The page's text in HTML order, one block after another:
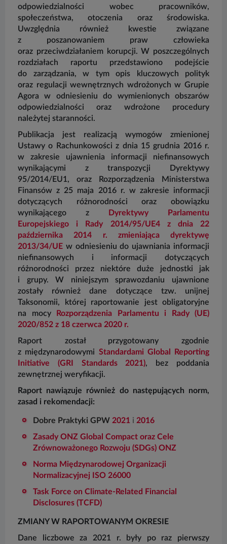
odpowiedzialności wobec pracowników,
społeczeństwa, otoczenia oraz środowiska.
Uwzględnia również kwestie związane
z poszanowaniem praw człowieka
oraz przeciwdziałaniem korupcji. W poszczególnych
rozdziałach raportu przedstawiono podejście
do zarządzania, w tym opis kluczowych polityk
oraz regulacji wewnętrznych wdrożonych w Grupie
Agora w odniesieniu do wymienionych obszarów
odpowiedzialności oraz wdrożone procedury
należytej staranności.
Publikacja jest realizacją wymogów zmienionej
Ustawy o Rachunkowości z dnia 15 grudnia 2016 r.
w zakresie ujawnienia informacji niefinansowych
wynikającymi z transpozycji Dyrektywy
95/2014/EU1, oraz Rozporządzenia Ministerstwa
Finansów z 25 maja 2016 r. w zakresie informacji
dotyczących różnorodności oraz obowiązku
wynikającego z Dyrektywy Parlamentu
Europejskiego i Rady 2014/95/UE4 z dnia 22
października 2014 r. zmieniająca dyrektywę
2013/34/UE w odniesieniu do ujawniania informacji
niefinansowych i informacji dotyczących
różnorodności przez niektóre duże jednostki jak
i grupy. W niniejszym sprawozdaniu ujawnione
zostały również dane dotyczące tzw. unijnej
Taksonomii, której raportowanie jest obligatoryjne
na mocy Rozporządzenia Parlamentu i Rady (UE)
2020/852 z 18 czerwca 2020 r.
Raport został przygotowany zgodnie
z międzynarodowymi Standardami Global Reporting
Initiative (GRI Standards 2021), bez poddania
zewnętrznej weryfikacji.
Raport nawiązuje również do następujących norm,
zasad i rekomendacji:
Dobre Praktyki GPW 2021 i 2016
Zasady ONZ Global Compact oraz Cele
Zrównoważonego Rozwoju (SDGs) ONZ
Norma Międzynarodowej Organizacji
Normalizacyjnej ISO 26000
Task Force on Climate-Related Financial
Disclosures (TCFD)
ZMIANY W RAPORTOWANYM OKRESIE
Dane liczbowe za 2021 r. były po raz pierwszy